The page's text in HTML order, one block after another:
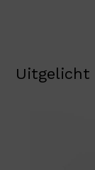
Uitgelicht